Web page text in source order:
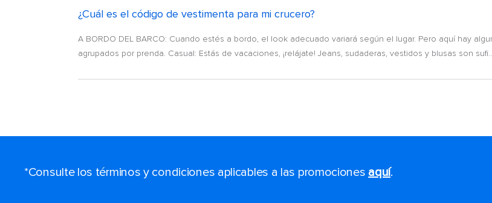
¿Cuál es el código de vestimenta para mi crucero?
A BORDO DEL BARCO: Cuando estés a bordo, el look adecuado variará según el lugar. Pero aquí hay
agrupados por prenda. Casual: Estás de vacaciones, ¡relájate! Jeans, sudaderas, vestidos y blusas son
*Consulte los términos y condiciones aplicables a las promociones aquí.